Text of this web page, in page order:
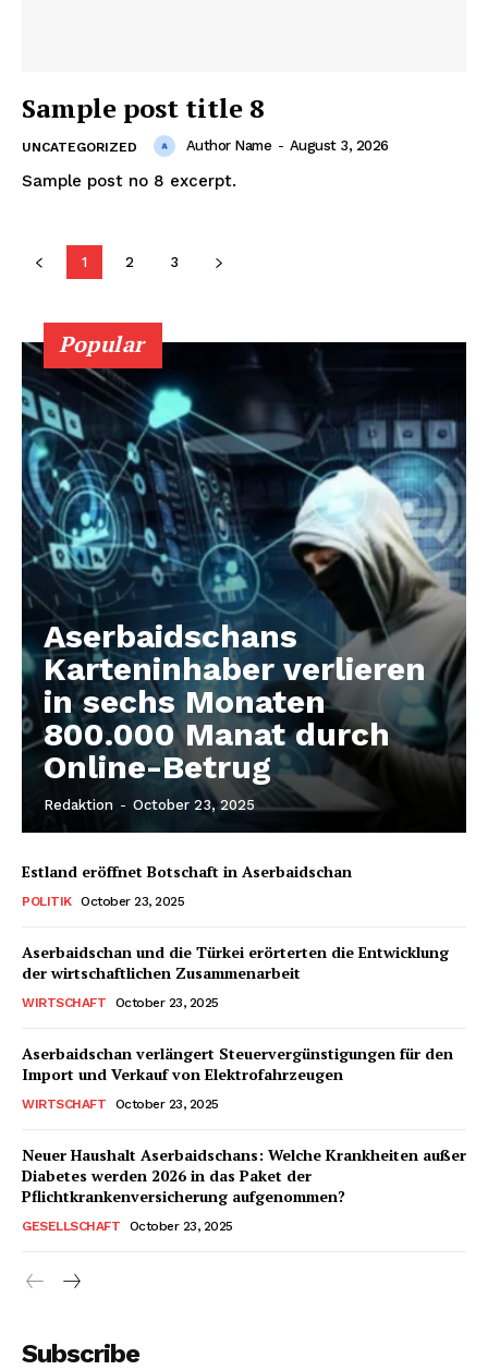
Magazine PRO
SUBSCRIBE NOW
Company
About us
Contact us
Sample post title 8
UNCATEGORIZED Author Name - August 3, 2026
Sample post no 8 excerpt.
1 2 3
Popular
Aserbaidschans
Karteninhaber verlieren
in sechs Monaten
800.000 Manat durch
Online-Betrug
Redaktion - October 23, 2025
Estland eröffnet Botschaft in Aserbaidschan
POLITIK October 23, 2025
Aserbaidschan und die Türkei erörterten die Entwicklung
der wirtschaftlichen Zusammenarbeit
WIRTSCHAFT October 23, 2025
Aserbaidschan verlängert Steuervergünstigungen für den
Import und Verkauf von Elektrofahrzeugen
WIRTSCHAFT October 23, 2025
Neuer Haushalt Aserbaidschans: Welche Krankheiten außer
Diabetes werden 2026 in das Paket der
Pflichtkrankenversicherung aufgenommen?
GESELLSCHAFT October 23, 2025
Subscribe